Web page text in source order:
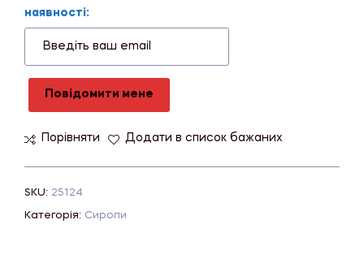
наявності:
Повідомити мене
Порівняти Додати в список бажаних
SKU: 25124
Категорія: Сиропи